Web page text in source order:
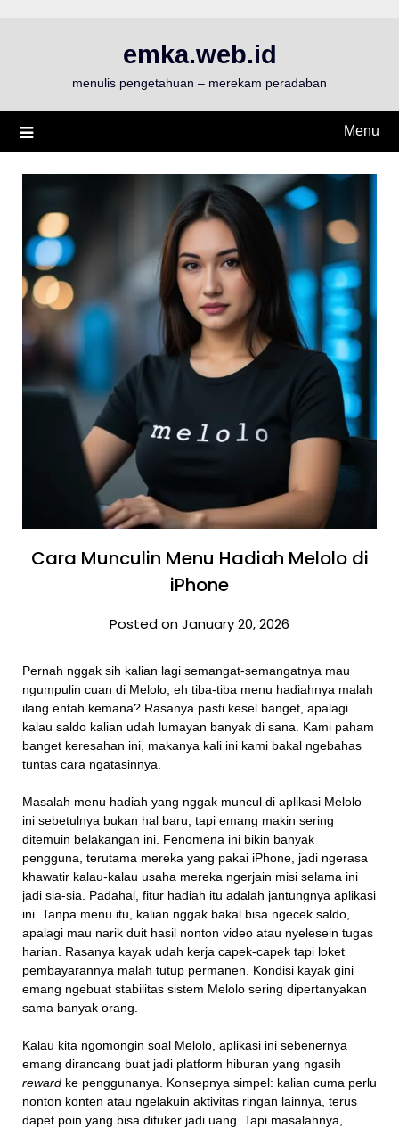
emka.web.id
menulis pengetahuan – merekam peradaban
Menu
Cara Munculin Menu Hadiah Melolo di
iPhone
Posted on January 20, 2026
Pernah nggak sih kalian lagi semangat-semangatnya mau
ngumpulin cuan di Melolo, eh tiba-tiba menu hadiahnya malah
ilang entah kemana? Rasanya pasti kesel banget, apalagi
kalau saldo kalian udah lumayan banyak di sana. Kami paham
banget keresahan ini, makanya kali ini kami bakal ngebahas
tuntas cara ngatasinnya.
Masalah menu hadiah yang nggak muncul di aplikasi Melolo
ini sebetulnya bukan hal baru, tapi emang makin sering
ditemuin belakangan ini. Fenomena ini bikin banyak
pengguna, terutama mereka yang pakai iPhone, jadi ngerasa
khawatir kalau-kalau usaha mereka ngerjain misi selama ini
jadi sia-sia. Padahal, fitur hadiah itu adalah jantungnya aplikasi
ini. Tanpa menu itu, kalian nggak bakal bisa ngecek saldo,
apalagi mau narik duit hasil nonton video atau nyelesein tugas
harian. Rasanya kayak udah kerja capek-capek tapi loket
pembayarannya malah tutup permanen. Kondisi kayak gini
emang ngebuat stabilitas sistem Melolo sering dipertanyakan
sama banyak orang.
Kalau kita ngomongin soal Melolo, aplikasi ini sebenernya
emang dirancang buat jadi platform hiburan yang ngasih
reward ke penggunanya. Konsepnya simpel: kalian cuma perlu
nonton konten atau ngelakuin aktivitas ringan lainnya, terus
dapet poin yang bisa dituker jadi uang. Tapi masalahnya,